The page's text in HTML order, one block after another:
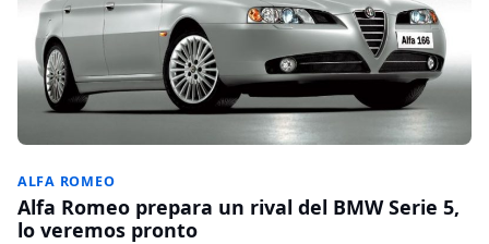
ALFA ROMEO
Alfa Romeo prepara un rival del BMW Serie 5,
lo veremos pronto